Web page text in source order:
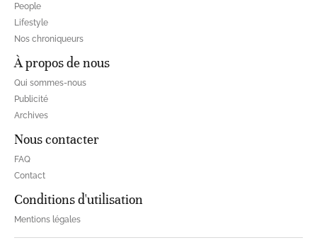
People
Lifestyle
Nos chroniqueurs
À propos de nous
Qui sommes-nous
Publicité
Archives
Nous contacter
FAQ
Contact
Conditions d'utilisation
Mentions légales